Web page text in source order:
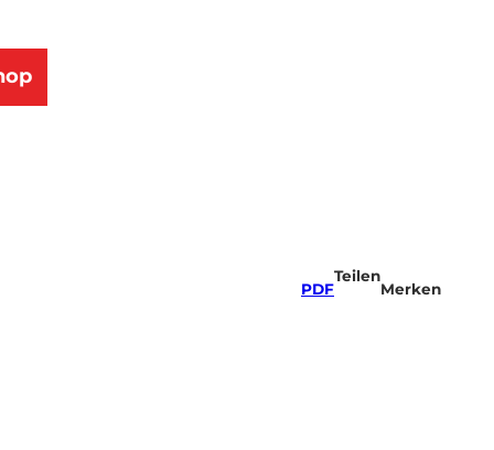
PDF
Teilen
Merken